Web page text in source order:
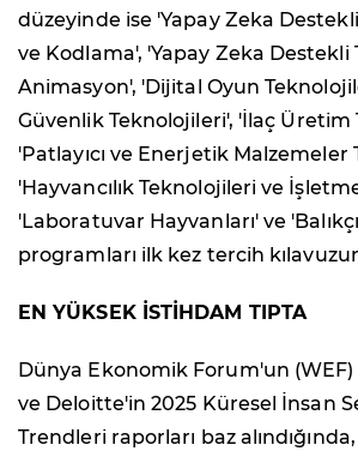
düzeyinde ise 'Yapay Zeka Destekli
ve Kodlama', 'Yapay Zeka Destekli
Animasyon', 'Dijital Oyun
Güvenlik Teknolojileri', 'İlaç Üretim
'Patlayıcı ve Enerjetik Malzemeler
'Hayvancılık Teknolojileri ve
'Laboratuvar Hayvanları' ve
programları ilk kez tercih
EN YÜKSEK İSTİHDAM TIPTA
Dünya Ekonomik Forum'un
ve Deloitte'in 2025 Küresel İnsan
Trendleri raporları baz